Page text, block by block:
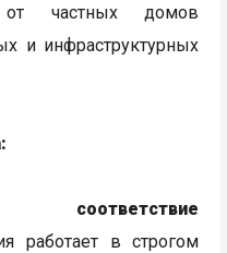
от частных домов
и инфраструктурных
работает в строгом